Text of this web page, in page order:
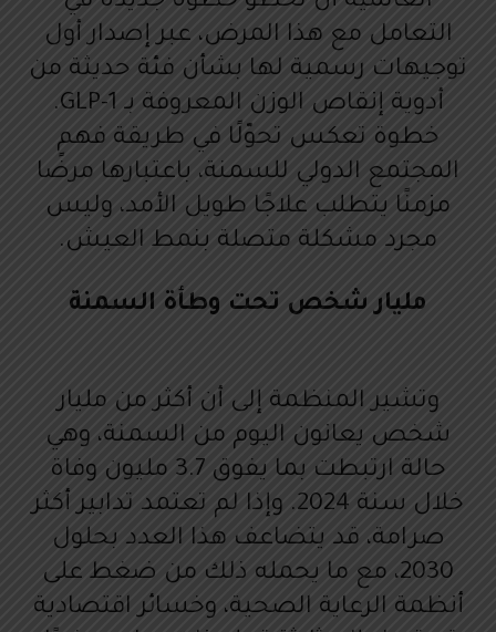
التعامل مع هذا المرض، عبر إصدار أول
توجيهات رسمية لها بشأن فئة حديثة من
أدوية إنقاص الوزن المعروفة بـ GLP-1.
خطوة تعكس تحوّلًا في طريقة فهم
المجتمع الدولي للسمنة، باعتبارها مرضًا
مزمنًا يتطلب علاجًا طويل الأمد، وليس
مجرد مشكلة متصلة بنمط العيش.
مليار شخص تحت وطأة السمنة
وتشير المنظمة إلى أن أكثر من مليار
شخص يعانون اليوم من السمنة، وهي
حالة ارتبطت بما يفوق 3.7 مليون وفاة
خلال سنة 2024. وإذا لم تعتمد تدابير أكثر
صرامة، قد يتضاعف هذا العدد بحلول
2030، مع ما يحمله ذلك من ضغط على
أنظمة الرعاية الصحية، وخسائر اقتصادية